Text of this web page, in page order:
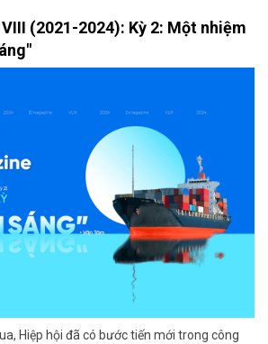
(2021-2024): Kỳ 2: Một nhiệm
Hiệp hội đã có bước tiến mới trong công